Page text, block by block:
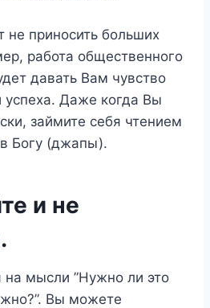
приносить больших
работа общественного
давать Вам чувство
успеха. Даже когда Вы
займите себя чтением
Богу (джапы).
и не
на мысли ”Нужно ли это
Вы можете